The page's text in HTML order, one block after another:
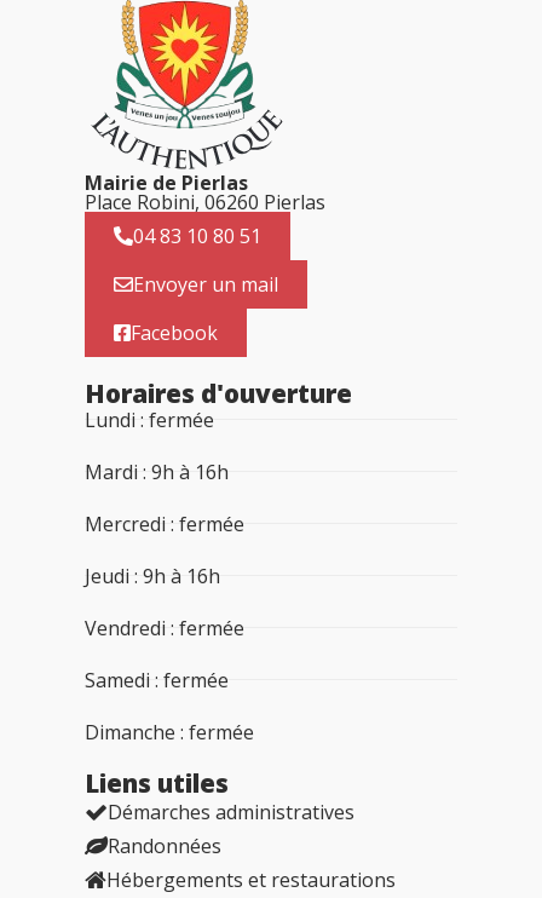
Mairie de Pierlas
Place Robini, 06260 Pierlas
04 83 10 80 51
Envoyer un mail
Facebook
Horaires d'ouverture
Lundi : fermée
Mardi : 9h à 16h
Mercredi : fermée
Jeudi : 9h à 16h
Vendredi : fermée
Samedi : fermée
Dimanche : fermée
Liens utiles​
Démarches administratives
Randonnées
Hébergements et restaurations